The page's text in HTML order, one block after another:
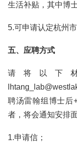
生活补贴，其中博
5.可申请认定杭州
五、应聘方式
请将以下
聘汤雷翰组博士后
者，将会通知安排
1.申请信；